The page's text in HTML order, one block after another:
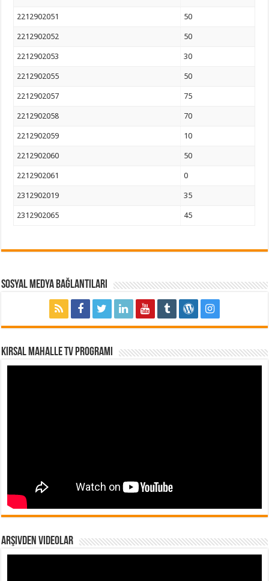
2212902051 50
2212902052 50
2212902053 30
2212902055 50
2212902057 75
2212902058 70
2212902059 10
2212902060 50
2212902061 0
2312902019 35
2312902065 45
Sosyal Medya Bağlantıları
Kırsal Mahalle TV Programı
Arşivden Videolar